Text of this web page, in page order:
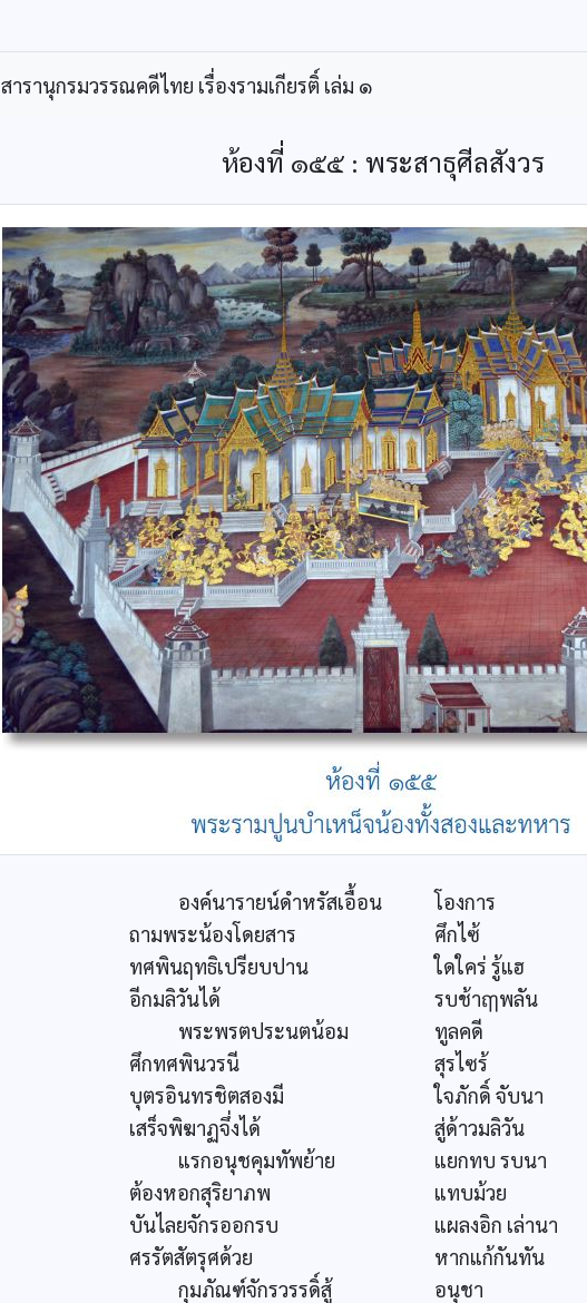
สารานุกรมวรรณคดีไทย เรื่องรามเกียรติ์ เล่ม ๑
ห้องที่ ๑๕๕ : พระสาธุศีลสังวร
องค์นารายน์ดำหรัสเอื้อน
โองการ
ถามพระน้องโดยสาร
ศึกไซ้
ทศพินฤทธิเปรียบปาน
ใดใคร่ รู้แฮ
อีกมลิวันได้
รบช้าฤๅพลัน
พระพรตประนตน้อม
ทูลคดี
ศึกทศพินวรนี
สุรไซร้
บุตรอินทรชิตสองมี
ใจภักดิ์ จับนา
เสร็จพิฆาฏจึ่งได้
สู่ด้าวมลิวัน
แรกอนุชคุมทัพย้าย
แยกทบ รบนา
ต้องหอกสุริยาภพ
แทบม้วย
บันไลยจักรออกรบ
แผลงอิก เล่านา
ศรรัตสัตรุศด้วย
หากแก้กันทัน
กุมภัณฑ์จักรวรรดิ์สู้
อนุชา